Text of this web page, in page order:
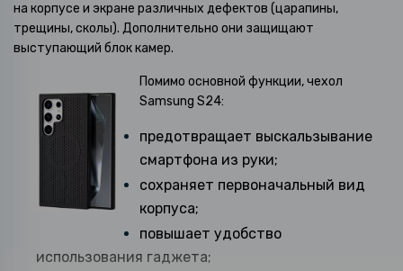
на корпусе и экране различных дефектов (царапины,
трещины, сколы). Дополнительно они защищают
выступающий блок камер.
Помимо основной функции, чехол
Samsung S24:
предотвращает выскальзывание
смартфона из руки;
сохраняет первоначальный вид
корпуса;
повышает удобство
использования гаджета;